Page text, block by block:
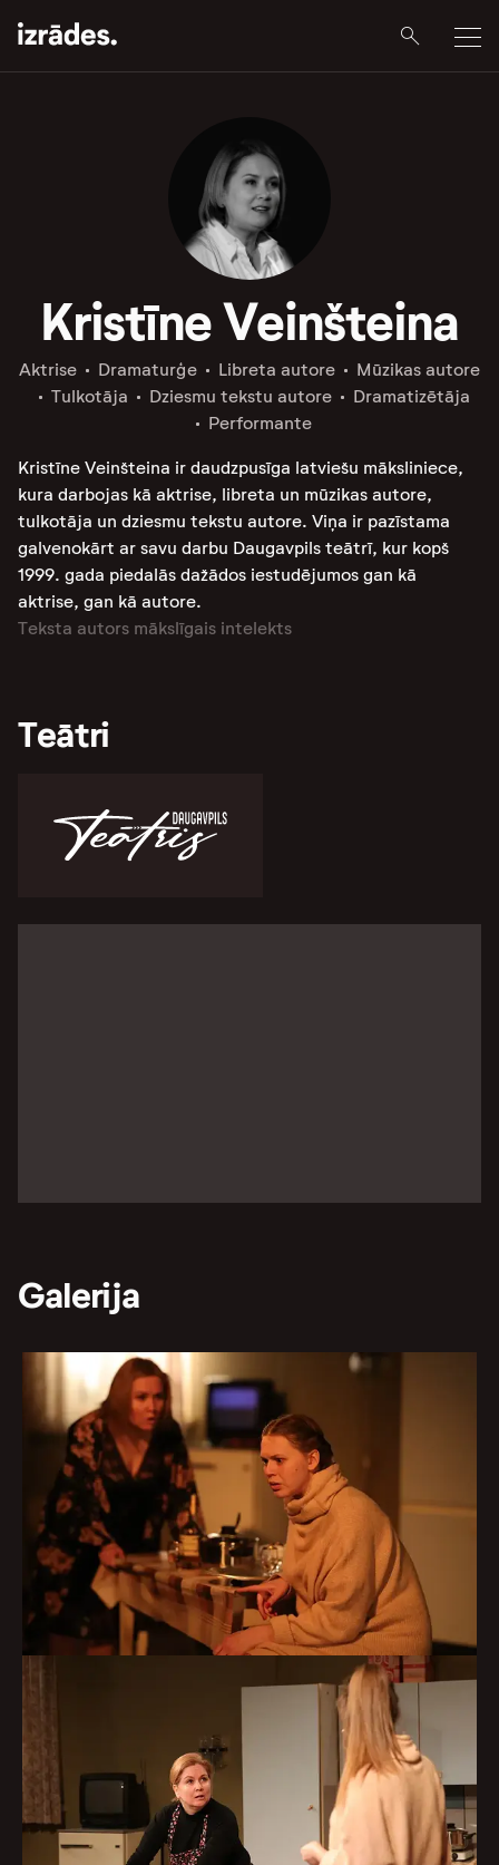
Kristīne Veinšteina
Aktrise Dramaturģe Libreta autore
Mūzikas autore
Tulkotāja
Dziesmu tekstu autore
Dramatizētāja
Performante
Kristīne Veinšteina ir daudzpusīga latviešu māksliniece,
kura darbojas kā aktrise, libreta un mūzikas autore,
tulkotāja un dziesmu tekstu autore. Viņa ir pazīstama
galvenokārt ar savu darbu Daugavpils teātrī, kur kopš
1999. gada piedalās dažādos iestudējumos gan kā
aktrise, gan kā autore.
Teksta autors mākslīgais intelekts
Teātri
Galerija